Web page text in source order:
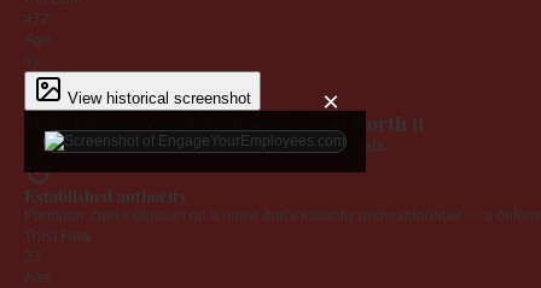
472
Age
6y
View historical screenshot ×
Why EngageYourEmployees.com is worth it
Every claim below is backed by verified third-party data.
Established authority
Premium .com extension on a name that's instantly understandable — a
Trust Flow
23
Age